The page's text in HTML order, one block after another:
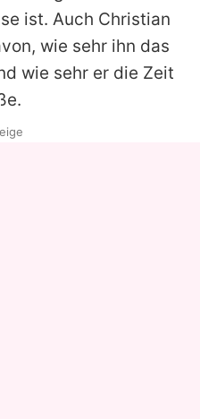
ist. Auch Christian
wie sehr ihn das
wie sehr er die Zeit